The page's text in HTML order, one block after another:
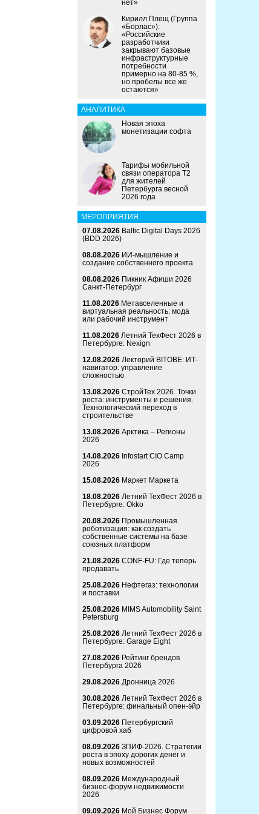
нет»
Кирилл Плещ (Группа
«Борлас»):
«Российские
разработчики
закрывают базовые
инфраструктурные
потребности
примерно на 80-85 %,
но пробелы все же
остаются»
АНАЛИТИКА
Новая эпоха
монетизации софта
Тарифы мобильной
связи оператора Т2
для жителей
Петербурга весной
2026 года
МЕРОПРИЯТИЯ
07.08.2026 Baltic Digital Days 2026
(BDD 2026)
08.08.2026 ИИ-мышление и
создание собственного проекта
08.08.2026 Пикник Афиши 2026
Санкт-Петербург
11.08.2026 Метавселенные и
виртуальная реальность: мода
или рабочий инструмент
11.08.2026 Летний ТехФест 2026 в
Петербурге: Nexign
12.08.2026 Лекторий BITOBE: ИТ-
навигатор: управление
сложностью
13.08.2026 СтройТех 2026. Точки
роста: инструменты и решения.
Технологический переход в
строительстве
13.08.2026 Арктика – Регионы
2026
14.08.2026 Infostart CIO Camp
2026
15.08.2026 Маркет Маркета
18.08.2026 Летний ТехФест 2026 в
Петербурге: Okko
20.08.2026 Промышленная
роботизация: как создать
собственные системы на базе
союзных платформ
21.08.2026 CONF-FU: Где теперь
продавать
25.08.2026 Нефтегаз: технологии
и поставки
25.08.2026 MIMS Automobility Saint
Petersburg
25.08.2026 Летний ТехФест 2026 в
Петербурге: Garage Eight
27.08.2026 Рейтинг брендов
Петербурга 2026
29.08.2026 Дронница 2026
30.08.2026 Летний ТехФест 2026 в
Петербурге: финальный опен-эйр
03.09.2026 Петербургский
цифровой хаб
08.09.2026 ЗПИФ-2026. Стратегии
роста в эпоху дорогих денег и
новых возможностей
08.09.2026 Международный
бизнес-форум недвижимости
2026
09.09.2026 Мой Бизнес Форум